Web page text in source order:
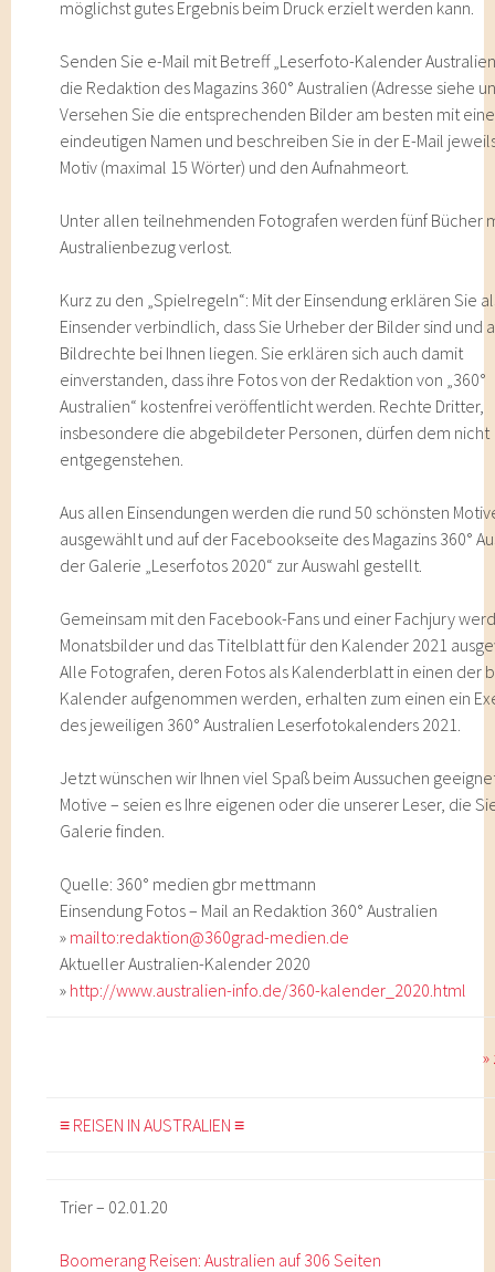
möglichst gutes Ergebnis beim Druck erzielt werden kann.
Senden Sie e-Mail mit Betreff „Leserfoto-Kalender
die Redaktion des Magazins 360° Australien (Adresse siehe
Versehen Sie die entsprechenden Bilder am besten mit
eindeutigen Namen und beschreiben Sie in der E-Mail
Motiv (maximal 15 Wörter) und den Aufnahmeort.
Unter allen teilnehmenden Fotografen werden fünf Bücher
Australienbezug verlost.
Kurz zu den „Spielregeln“: Mit der Einsendung erklären Sie
Einsender verbindlich, dass Sie Urheber der Bilder sind und
Bildrechte bei Ihnen liegen. Sie erklären sich auch damit
einverstanden, dass ihre Fotos von der Redaktion von „360°
Australien“ kostenfrei veröffentlicht werden. Rechte Dritter,
insbesondere die abgebildeter Personen, dürfen dem nicht
entgegenstehen.
Aus allen Einsendungen werden die rund 50 schönsten
ausgewählt und auf der Facebookseite des Magazins 360°
der Galerie „Leserfotos 2020“ zur Auswahl gestellt.
Gemeinsam mit den Facebook-Fans und einer Fachjury
Monatsbilder und das Titelblatt für den Kalender 2021
Alle Fotografen, deren Fotos als Kalenderblatt in einen der
Kalender aufgenommen werden, erhalten zum einen ein
des jeweiligen 360° Australien Leserfotokalenders 2021.
Jetzt wünschen wir Ihnen viel Spaß beim Aussuchen
Motive – seien es Ihre eigenen oder die unserer Leser, die
Galerie finden.
Quelle: 360° medien gbr mettmann
Einsendung Fotos – Mail an Redaktion 360° Australien
» mailto:redaktion@360grad-medien.de
Aktueller Australien-Kalender 2020
» http://www.australien-info.de/360-kalender_2020.html
≡ REISEN IN AUSTRALIEN ≡
Trier – 02.01.20
Boomerang Reisen: Australien auf 306 Seiten